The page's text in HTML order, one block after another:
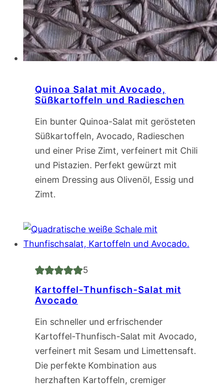
Quinoa Salat mit Avocado,
Süßkartoffeln und Radieschen
Ein bunter Quinoa-Salat mit gerösteten
Süßkartoffeln, Avocado, Radieschen
und einer Prise Zimt, verfeinert mit Chili
und Pistazien. Perfekt gewürzt mit
einem Dressing aus Olivenöl, Essig und
Zimt.
5
Kartoffel-Thunfisch-Salat mit
Avocado
Ein schneller und erfrischender
Kartoffel-Thunfisch-Salat mit Avocado,
verfeinert mit Sesam und Limettensaft.
Die perfekte Kombination aus
herzhaften Kartoffeln, cremiger